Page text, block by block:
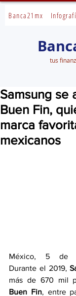
Banca21mx
tus
Samsung se
Buen Fin,
marca
mexicanos
México, 5 de
Durante el 2019,
Buen Fin, entre